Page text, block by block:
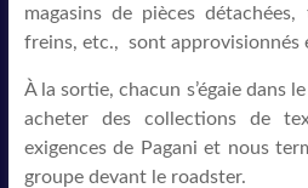
magasins de pièces
freins, etc., sont approvisionnés
À la sortie, chacun s’égaie dans
acheter des collections de
exigences de Pagani et nous
groupe devant le roadster.